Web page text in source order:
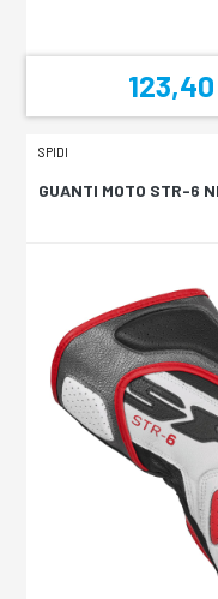
SPIDI
GUANTI MOTO STR-6